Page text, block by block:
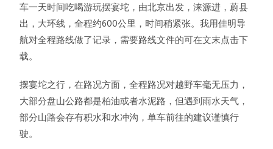
车一天时间吃喝游玩摆宴坨，由北京出发，涞源进，蔚县
出，大环线，全程约600公里，时间稍紧张。我用佳明导
航对全程路线做了记录，需要路线文件的可在文末点击下
载。
摆宴坨之行，在路况方面，全程路况对越野车毫无压力，
大部分盘山公路都是柏油或者水泥路，但遇到雨水天气，
部分山路会存有积水和水冲沟，单车前往的建议谨慎行
驶。